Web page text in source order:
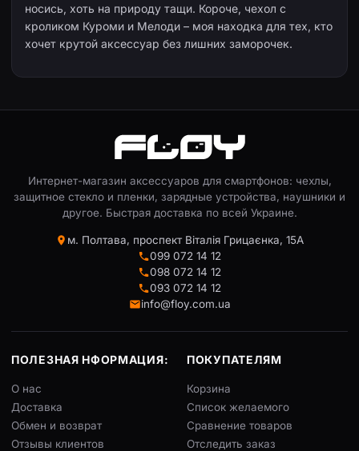
носись, хоть на природу тащи. Короче, чехол с
кроликом Куроми и Мелоди – моя находка для тех, кто
хочет крутой аксессуар без лишних заморочек.
Интернет-магазин аксессуаров для смартфонов: чехлы,
защитное стекло и пленки, зарядные устройства, наушники и
другое. Быстрая доставка по всей Украине.
м. Полтава, проспект Віталія Грицаєнка, 15А
099 072 14 12
098 072 14 12
093 072 14 12
info@floy.com.ua
ПОЛЕЗНАЯ НФОРМАЦИЯ:
О нас
Доставка
Обмен и возврат
Отзывы клиентов
ПОКУПАТЕЛЯМ
Корзина
Список желаемого
Сравнение товаров
Отследить заказ